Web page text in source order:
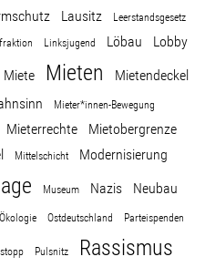
Lausitz Leerstandsgesetz
Linksjugend Löbau
Lobby
Miete Mieten
Mietendeckel
Mieter*innen-Bewegung
Mieterrechte
Mietobergrenze
Mittelschicht Modernisierung
Museum Nazis Neubau
Ökologie Ostdeutschland Parteispenden
Pulsnitz
Rassismus